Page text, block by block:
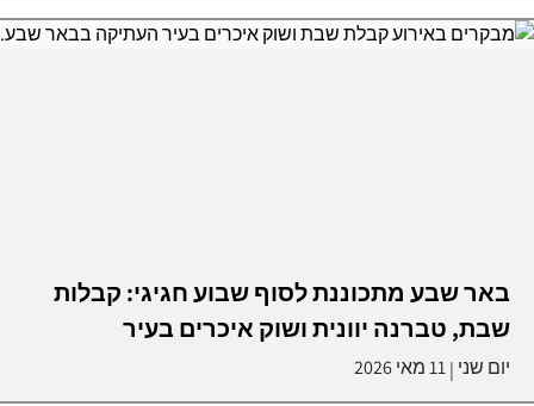
באר שבע מתכוננת לסוף שבוע חגיגי: קבלות
שבת, טברנה יוונית ושוק איכרים בעיר
יום שני |11 מאי 2026